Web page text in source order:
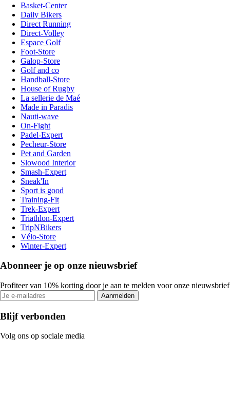
Basket-Center
Daily Bikers
Direct Running
Direct-Volley
Espace Golf
Foot-Store
Galop-Store
Golf and co
Handball-Store
House of Rugby
La sellerie de Maé
Made in Paradis
Nauti-wave
On-Fight
Padel-Expert
Pecheur-Store
Pet and Garden
Slowood Interior
Smash-Expert
Sneak'In
Sport is good
Training-Fit
Trek-Expert
Triathlon-Expert
TripNBikers
Vélo-Store
Winter-Expert
Abonneer je op onze nieuwsbrief
Profiteer van 10% korting door je aan te melden voor onze nieuwsbrief
Aanmelden
Blijf verbonden
Volg ons op sociale media